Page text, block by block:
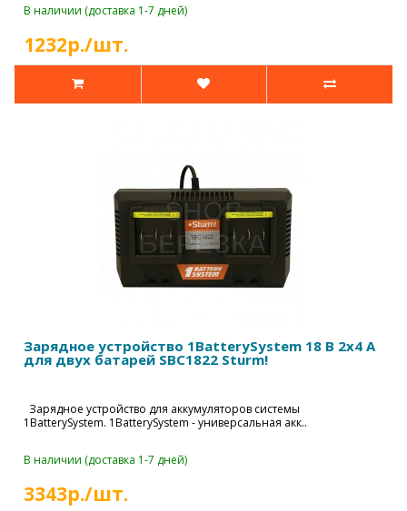
В наличии (доставка 1-7 дней)
1232р./шт.
Зарядное устройство 1BatterySystem 18 В 2х4 А
для двух батарей SBC1822 Sturm!
1BatterySystem. 1BatterySystem - универсальная акк..
В наличии (доставка 1-7 дней)
3343р./шт.